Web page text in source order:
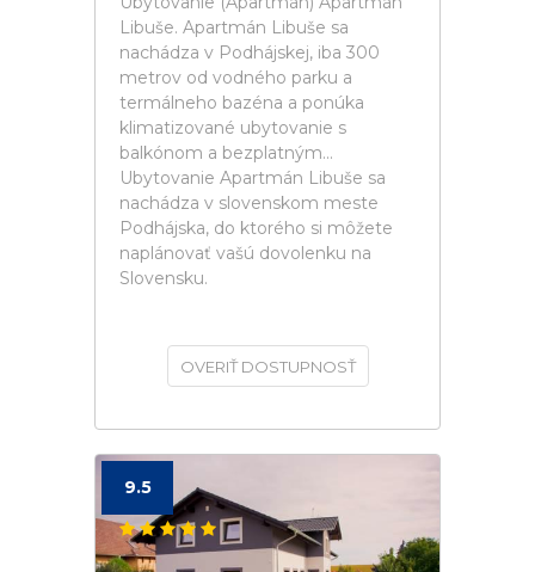
Libuše. Apartmán Libuše sa
nachádza v Podhájskej, iba 300
metrov od vodného parku a
termálneho bazéna a ponúka
klimatizované ubytovanie s
balkónom a bezplatným...
Ubytovanie Apartmán Libuše sa
nachádza v slovenskom meste
Podhájska, do ktorého si môžete
naplánovať vašú dovolenku na
Slovensku.
OVERIŤ DOSTUPNOSŤ
9.5